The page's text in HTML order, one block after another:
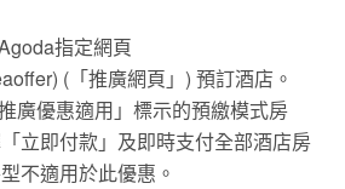
指定網頁
(「推廣網頁」) 預訂酒店。
廣優惠適用」標示的預繳模式房
立即付款」及即時支付全部酒店房
不適用於此優惠。